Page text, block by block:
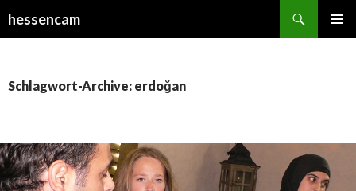
hessencam
Schlagwort-Archive: erdoğan